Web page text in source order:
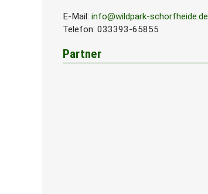
E-Mail: info@wildpark-schorfheide.de
Telefon: 033393-65855
Partner